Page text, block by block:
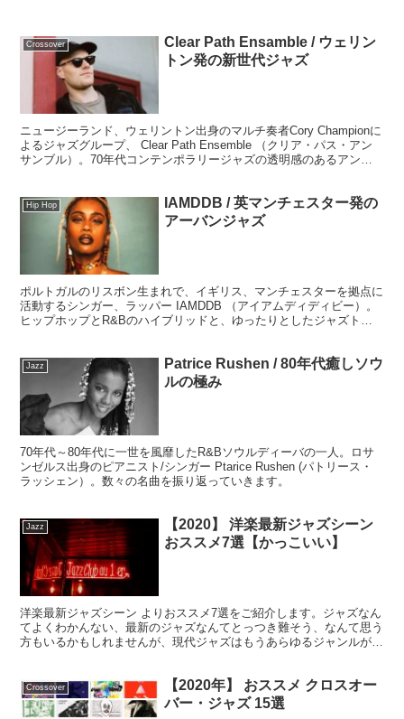
Crossover
Clear Path Ensamble / ウェリン
トン発の新世代ジャズ
ニュージーランド、ウェリントン出身のマルチ奏者Cory Championに
よるジャズグループ、 Clear Path Ensemble （クリア・パス・アン
サンブル）。70年代コンテンポラリージャズの透明感のあるアンサ
ズ。
Hip Hop
IAMDDB / 英マンチェスター発の
アーバンジャズ
ポルトガルのリスボン生まれで、イギリス、マンチェスターを拠点に
活動するシンガー、ラッパー IAMDDB （アイアムディディビー）。
ヒップホップとR&Bのハイブリッドと、ゆったりとしたジャズトラ
Jazz
Patrice Rushen / 80年代癒しソウ
ルの極み
70年代～80年代に一世を風靡したR&Bソウルディーバの一人。ロサ
ンゼルス出身のピアニスト/シンガー Ptarice Rushen (パトリース・
ラッシェン）。数々の名曲を振り返っていきます。
Jazz
【2020】 洋楽最新ジャズシーン
おススメ7選【かっこいい】
洋楽最新ジャズシーン よりおススメ7選をご紹介します。ジャズなん
てよくわかんない、最新のジャズなんてとっつき難そう、なんて思う
方もいるかもしれませんが、現代ジャズはもうあらゆるジャンルが混
押さえておけば最新ジャズシーンのトレンドを掴めたも同然です！
Crossover
【2020年】 おススメ クロスオー
バー・ジャズ 15選